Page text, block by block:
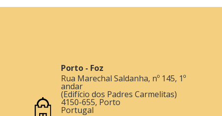
Porto - Foz
Rua Marechal Saldanha, nº 145, 1º
andar
(Edifício dos Padres Carmelitas)
4150-655, Porto
Portugal